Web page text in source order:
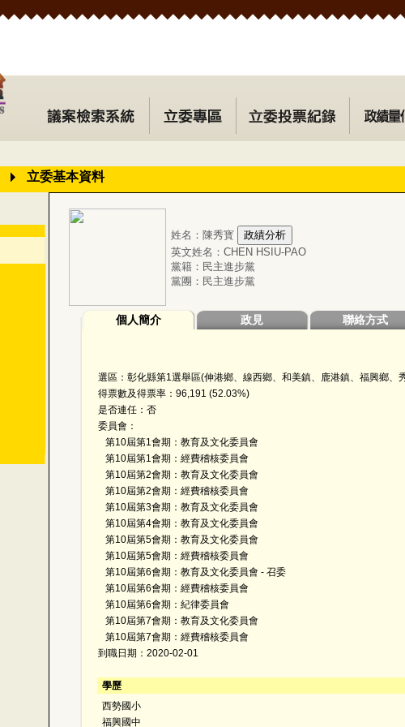
立委基本資料
姓名：陳秀寳
英文姓名：CHEN HSIU-PAO
黨籍：民主進步黨
黨團：民主進步黨
個人簡介 政見 聯絡方式
選區：彰化縣第1選舉區(伸港鄉、線西鄉、和美鎮、鹿港鎮、福興鄉、
得票數及得票率：96,191 (52.03%)
是否連任：否
委員會：
第10屆第1會期：教育及文化委員會
第10屆第1會期：經費稽核委員會
第10屆第2會期：教育及文化委員會
第10屆第2會期：經費稽核委員會
第10屆第3會期：教育及文化委員會
第10屆第4會期：教育及文化委員會
第10屆第5會期：教育及文化委員會
第10屆第5會期：經費稽核委員會
第10屆第6會期：教育及文化委員會 - 召委
第10屆第6會期：經費稽核委員會
第10屆第6會期：紀律委員會
第10屆第7會期：教育及文化委員會
第10屆第7會期：經費稽核委員會
到職日期：2020-02-01
學歷
西勢國小
福興國中